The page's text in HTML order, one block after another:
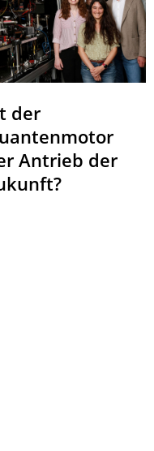
der
Antrieb der